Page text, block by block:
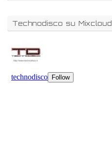
Technodisco su Mixcloud